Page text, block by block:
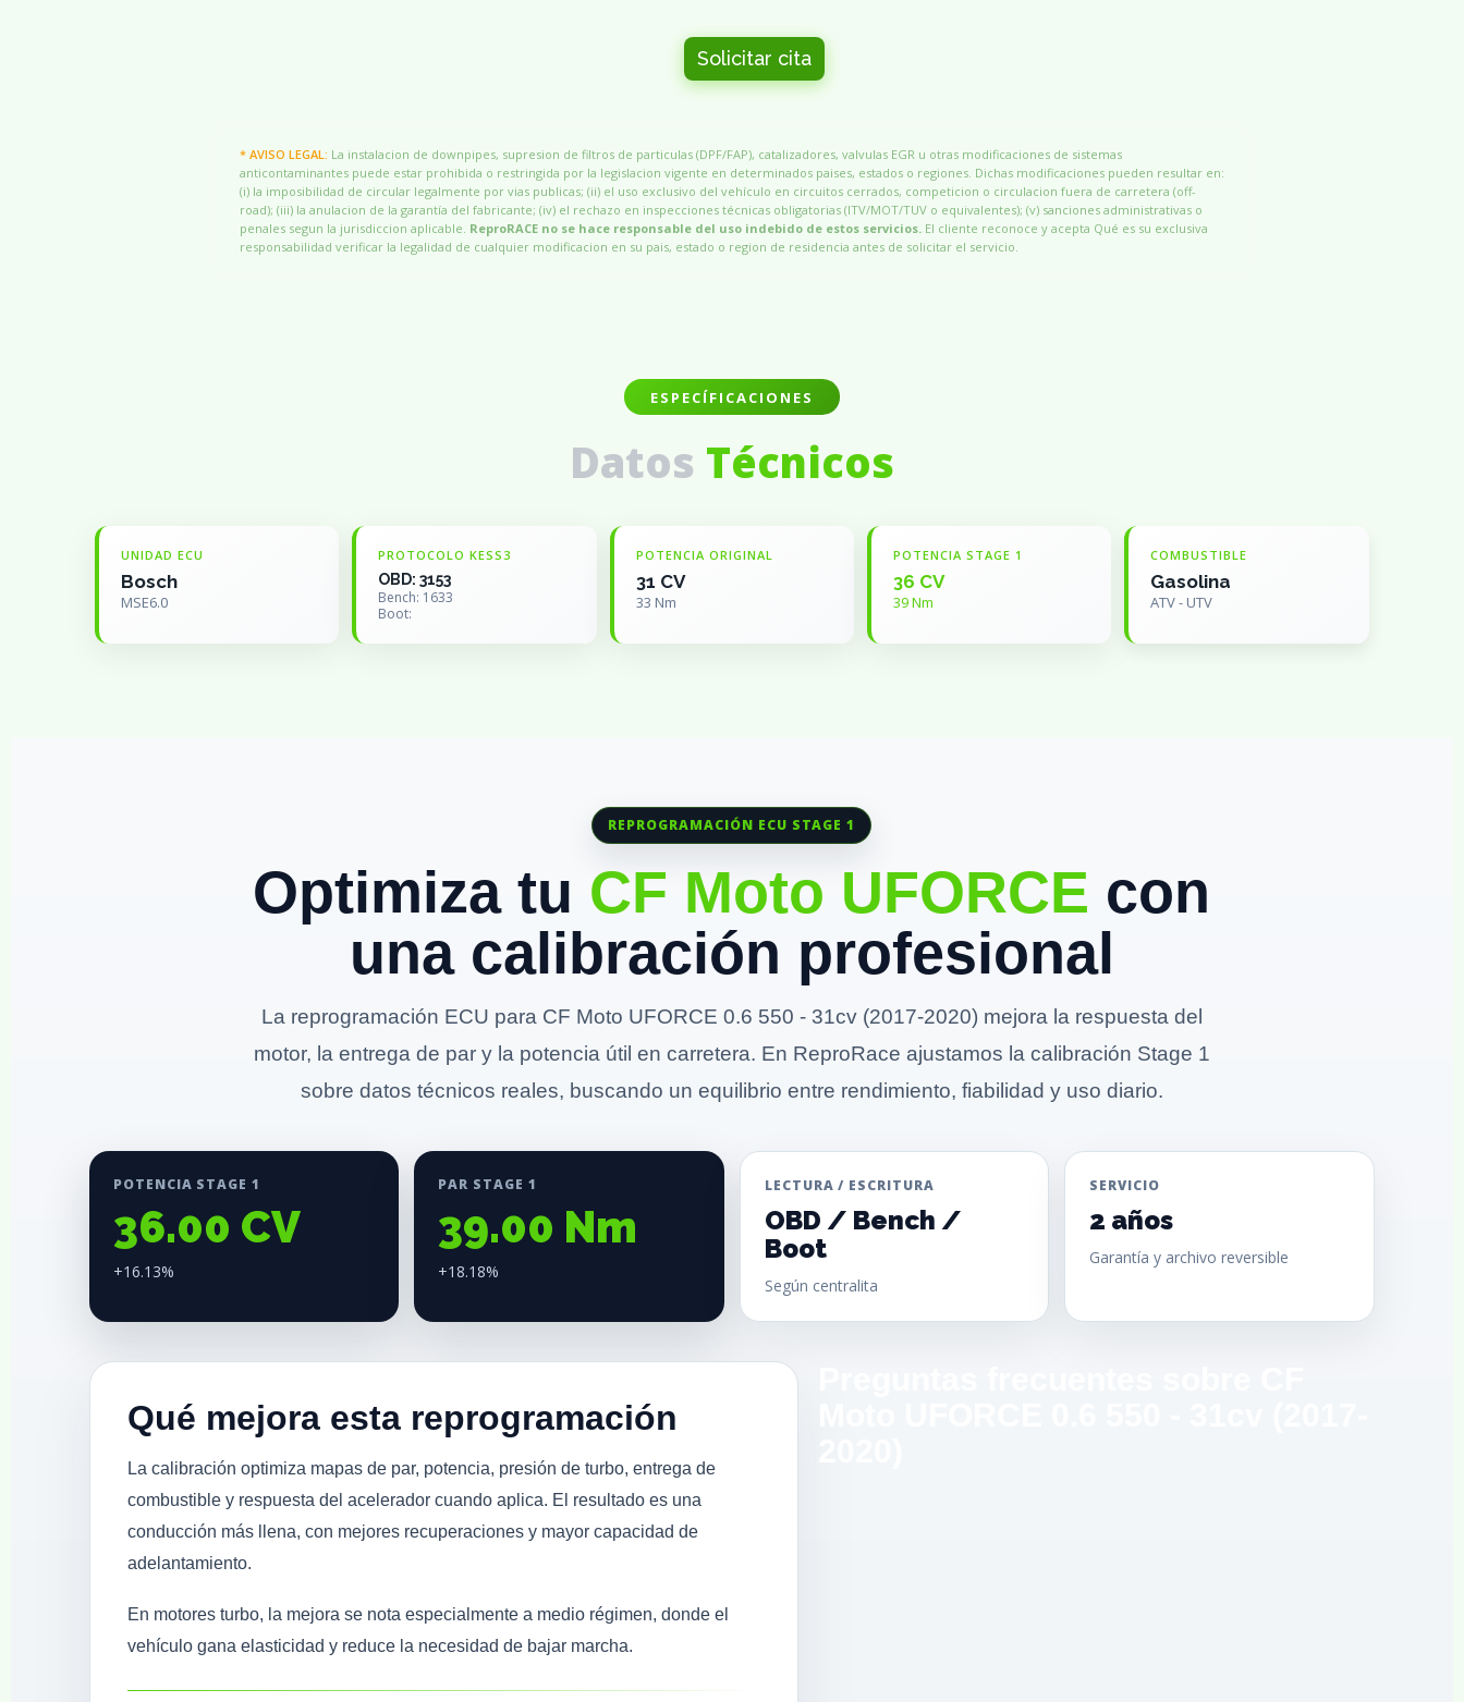
Solicitar cita
* AVISO LEGAL: La instalacion de downpipes, supresion de filtros de particulas (DPF/FAP), catalizadores, valvulas EGR u otras modificaciones de sistemas
anticontaminantes puede estar prohibida o restringida por la legislacion vigente en determinados paises, estados o regiones. Dichas modificaciones pueden resultar en:
(i) la imposibilidad de circular legalmente por vias publicas; (ii) el uso exclusivo del vehículo en circuitos cerrados, competicion o circulacion fuera de carretera (off-
road); (iii) la anulacion de la garantía del fabricante; (iv) el rechazo en inspecciones técnicas obligatorias (ITV/MOT/TUV o equivalentes); (v) sanciones administrativas o
penales segun la jurisdiccion aplicable. ReproRACE no se hace responsable del uso indebido de estos servicios.El cliente reconoce y acepta Qué es su exclusiva
responsabilidad verificar la legalidad de cualquier modificacion en su pais, estado o region de residencia antes de solicitar el servicio.
ESPECÍFICACIONES
Datos Técnicos
UNIDAD ECU
Bosch
MSE6.0
PROTOCOLO KESS3
OBD: 3153
Bench: 1633
Boot:
POTENCIA ORIGINAL
31 CV
33 Nm
POTENCIA STAGE 1
36 CV
39 Nm
COMBUSTIBLE
Gasolina
ATV - UTV
REPROGRAMACIÓN ECU STAGE 1
Optimiza tu CF Moto UFORCE con
una calibración profesional
La reprogramación ECU para CF Moto UFORCE 0.6 550 - 31cv (2017-2020) mejora la respuesta del
motor, la entrega de par y la potencia útil en carretera. En ReproRace ajustamos la calibración Stage 1
sobre datos técnicos reales, buscando un equilibrio entre rendimiento, fiabilidad y uso diario.
POTENCIA STAGE 1
36.00 CV
+16.13%
PAR STAGE 1
39.00 Nm
+18.18%
LECTURA / ESCRITURA
OBD / Bench /
Boot
Según centralita
SERVICIO
2 años
Garantía y archivo reversible
Qué mejora esta reprogramación
La calibración optimiza mapas de par, potencia, presión de turbo, entrega de
combustible y respuesta del acelerador cuando aplica. El resultado es una
conducción más llena, con mejores recuperaciones y mayor capacidad de
adelantamiento.
En motores turbo, la mejora se nota especialmente a medio régimen, donde el
vehículo gana elasticidad y reduce la necesidad de bajar marcha.